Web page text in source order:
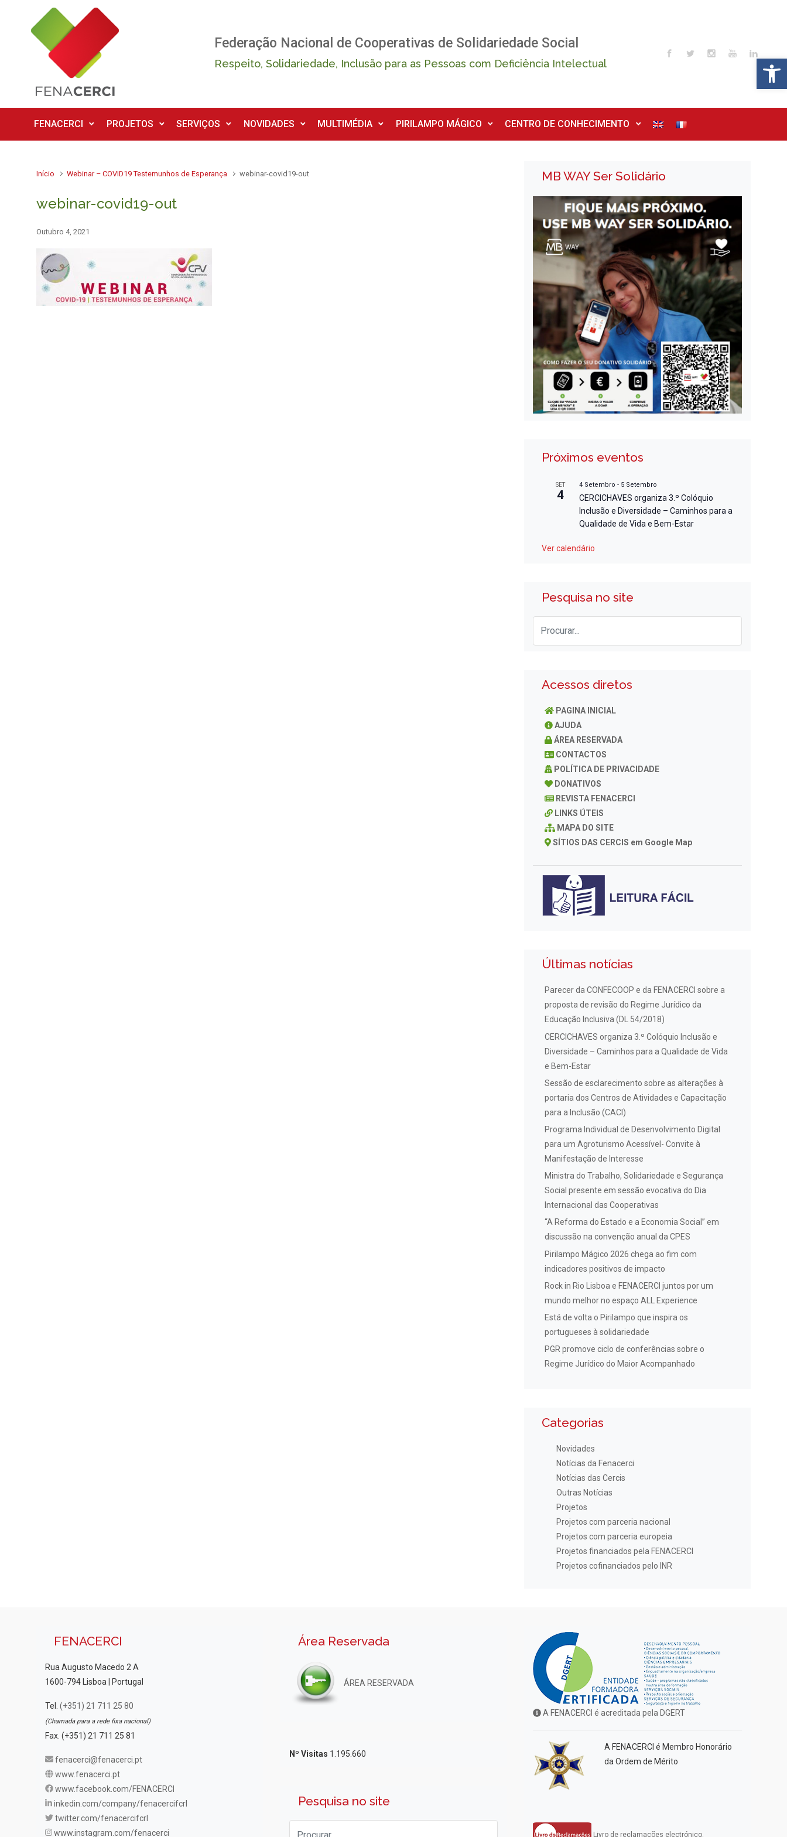
Skip to main content
Federação Nacional de Cooperativas de Solidariedade Social
Respeito, Solidariedade, Inclusão para as Pessoas com Deficiência Intelectual
FENACERCI PROJETOS SERVIÇOS NOVIDADES MULTIMÉDIA PIRILAMPO MÁGICO CENTRO DE CONHECIMENTO
Início Webinar – COVID19 Testemunhos de Esperança webinar-covid19-out
webinar-covid19-out
Outubro 4, 2021
MB WAY Ser Solidário
Próximos eventos
SET
4
4 Setembro - 5 Setembro
CERCICHAVES organiza 3.º Colóquio
Inclusão e Diversidade – Caminhos para a
Qualidade de Vida e Bem-Estar
Ver calendário
Pesquisa no site
Acessos diretos
PAGINA INICIAL
AJUDA
ÁREA RESERVADA
CONTACTOS
POLÍTICA DE PRIVACIDADE
DONATIVOS
REVISTA FENACERCI
LINKS ÚTEIS
MAPA DO SITE
SÍTIOS DAS CERCIS em Google Map
Últimas notícias
Parecer da CONFECOOP e da FENACERCI sobre a
proposta de revisão do Regime Jurídico da
Educação Inclusiva (DL 54/2018)
CERCICHAVES organiza 3.º Colóquio Inclusão e
Diversidade – Caminhos para a Qualidade de Vida
e Bem-Estar
Sessão de esclarecimento sobre as alterações à
portaria dos Centros de Atividades e Capacitação
para a Inclusão (CACI)
Programa Individual de Desenvolvimento Digital
para um Agroturismo Acessível- Convite à
Manifestação de Interesse
Ministra do Trabalho, Solidariedade e Segurança
Social presente em sessão evocativa do Dia
Internacional das Cooperativas
“A Reforma do Estado e a Economia Social” em
discussão na convenção anual da CPES
Pirilampo Mágico 2026 chega ao fim com
indicadores positivos de impacto
Rock in Rio Lisboa e FENACERCI juntos por um
mundo melhor no espaço ALL Experience
Está de volta o Pirilampo que inspira os
portugueses à solidariedade
PGR promove ciclo de conferências sobre o
Regime Jurídico do Maior Acompanhado
Categorias
Novidades
Notícias da Fenacerci
Notícias das Cercis
Outras Notícias
Projetos
Projetos com parceria nacional
Projetos com parceria europeia
Projetos financiados pela FENACERCI
Projetos cofinanciados pelo INR
FENACERCI
Rua Augusto Macedo 2 A
1600-794 Lisboa | Portugal
Tel. (+351) 21 711 25 80
(Chamada para a rede fixa nacional)
Fax. (+351) 21 711 25 81
fenacerci@fenacerci.pt
www.fenacerci.pt
www.facebook.com/FENACERCI
inkedin.com/company/fenacercifcrl
twitter.com/fenacercifcrl
www.instagram.com/fenacerci
Área Reservada
ÁREA RESERVADA
Nº Visitas 1.195.660
Pesquisa no site
A FENACERCI é acreditada pela DGERT
A FENACERCI é Membro Honorário
da Ordem de Mérito
Livro de reclamações electrónico.